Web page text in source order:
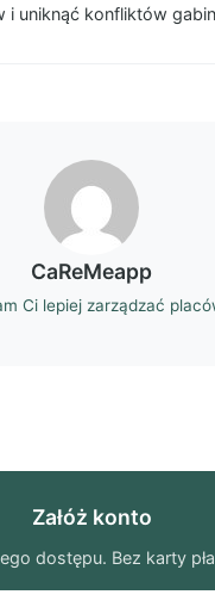
i uniknąć konfliktów
CaReMeapp
Ci lepiej zarządzać
Załóż konto
dostępu. Bez karty